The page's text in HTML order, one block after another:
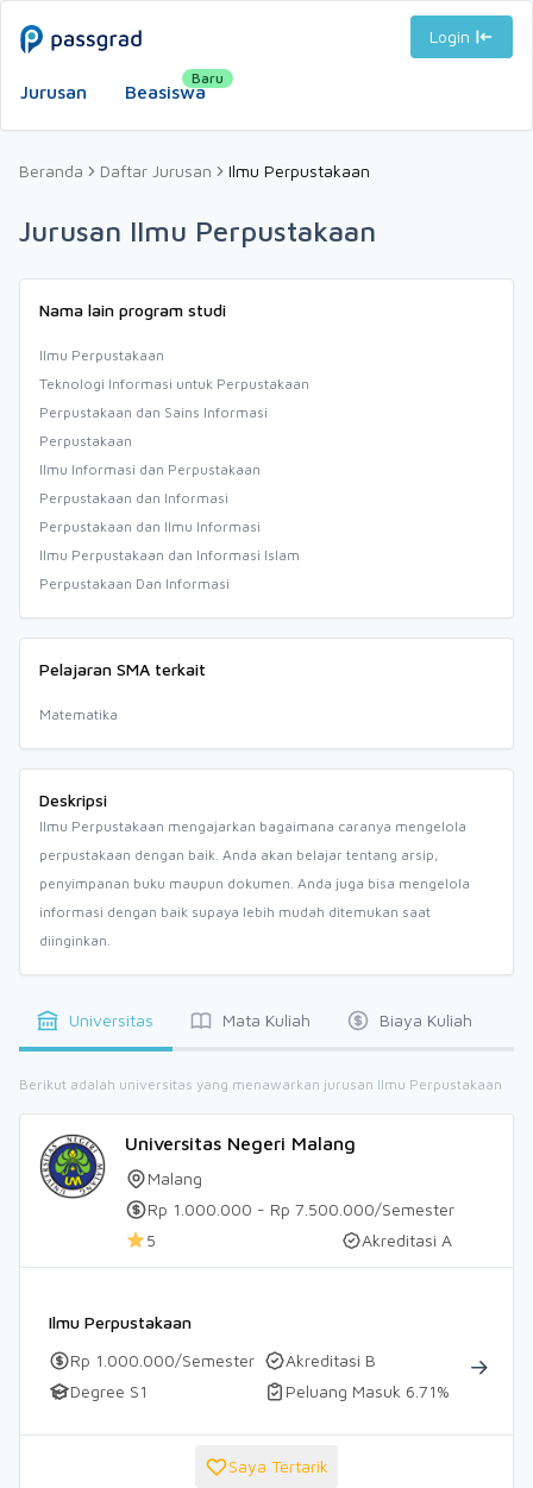
Jurusan Beasiswa
Baru
Login
Beranda Daftar Jurusan Ilmu Perpustakaan
Jurusan Ilmu Perpustakaan
Nama lain program studi
Ilmu Perpustakaan
Teknologi Informasi untuk Perpustakaan
Perpustakaan dan Sains Informasi
Perpustakaan
Ilmu Informasi dan Perpustakaan
Perpustakaan dan Informasi
Perpustakaan dan Ilmu Informasi
Ilmu Perpustakaan dan Informasi Islam
Perpustakaan Dan Informasi
Pelajaran SMA terkait
Matematika
Deskripsi
Ilmu Perpustakaan mengajarkan bagaimana caranya mengelola
perpustakaan dengan baik. Anda akan belajar tentang arsip,
penyimpanan buku maupun dokumen. Anda juga bisa mengelola
informasi dengan baik supaya lebih mudah ditemukan saat
diinginkan.
Universitas Mata Kuliah Biaya Kuliah
Berikut adalah universitas yang menawarkan jurusan Ilmu Perpustakaan
Universitas Negeri Malang
Malang
Rp 1.000.000 - Rp 7.500.000/Semester
5
Akreditasi A
Ilmu Perpustakaan
Rp 1.000.000/Semester
Akreditasi B
Degree S1
Peluang Masuk 6.71%
Saya Tertarik